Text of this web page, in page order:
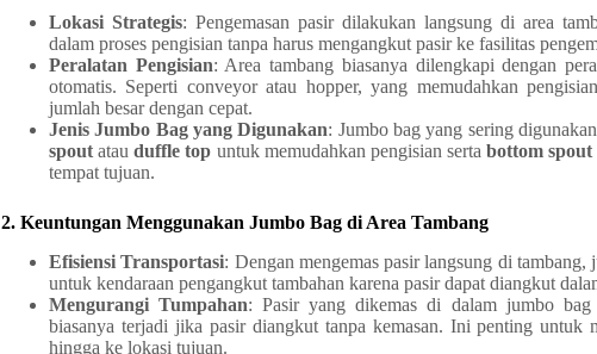
Lokasi Strategis: Pengemasan pasir dilakukan langsung di area
dalam proses pengisian tanpa harus mengangkut pasir ke fasilitas
Peralatan Pengisian: Area tambang biasanya dilengkapi dengan
otomatis. Seperti conveyor atau hopper, yang memudahkan
jumlah besar dengan cepat.
Jenis Jumbo Bag yang Digunakan: Jumbo bag yang sering
spout atauduffle top untuk memudahkan pengisian sertabottom spout
tempat tujuan.
2. Keuntungan Menggunakan Jumbo Bag di Area Tambang
Efisiensi Transportasi: Dengan mengemas pasir langsung di
untuk kendaraan pengangkut tambahan karena pasir dapat diangkut
Mengurangi Tumpahan: Pasir yang dikemas di dalam jumbo bag
biasanya terjadi jika pasir diangkut tanpa kemasan. Ini penting untuk
hingga ke lokasi tujuan.